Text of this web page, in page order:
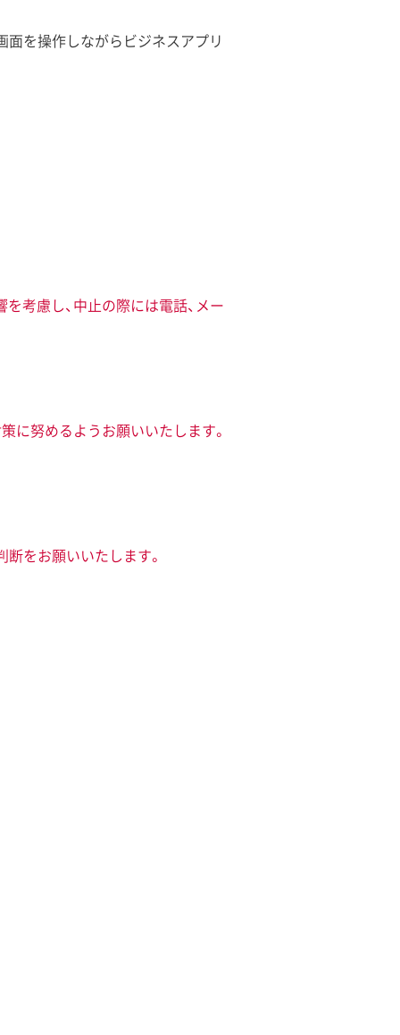
を操作しながらビジネスアプリ
考慮し、中止の際には電話、メー
に努めるようお願いいたします。
断をお願いいたします。